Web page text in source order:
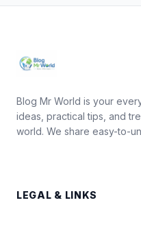
Blog Mr World is your
ideas, practical tips, and
world. We share easy-to-
LEGAL & LINKS